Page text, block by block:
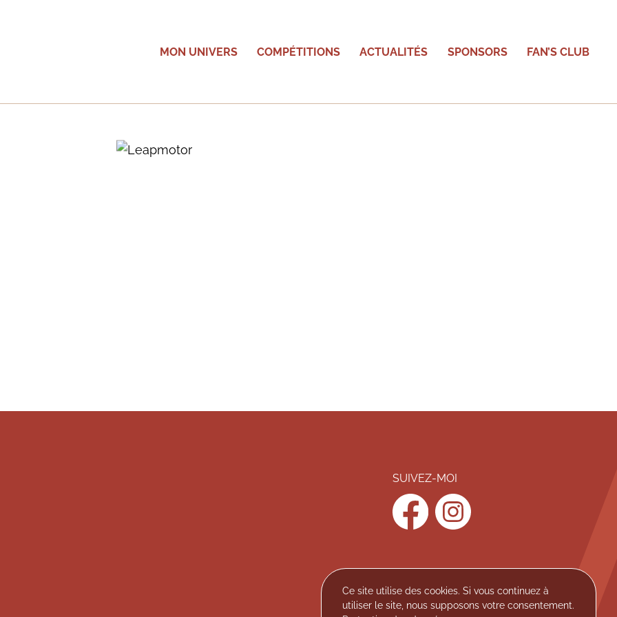
MON UNIVERS COMPÉTITIONS ACTUALITÉS SPONSORS FAN’S CLUB
SUIVEZ-MOI
facebook instagram
Ce site utilise des cookies. Si vous continuez à
utiliser le site, nous supposons votre consentement.